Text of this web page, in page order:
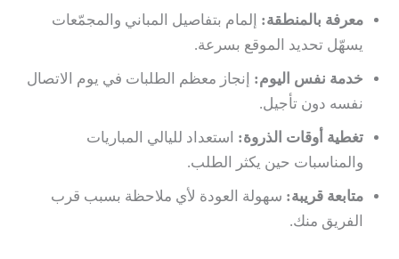
معرفة بالمنطقة: إلمام بتفاصيل المباني والمجمّعات
يسهّل تحديد الموقع بسرعة.
خدمة نفس اليوم: إنجاز معظم الطلبات في يوم الاتصال
نفسه دون تأجيل.
تغطية أوقات الذروة: استعداد لليالي المباريات
والمناسبات حين يكثر الطلب.
متابعة قريبة: سهولة العودة لأي ملاحظة بسبب قرب
الفريق منك.